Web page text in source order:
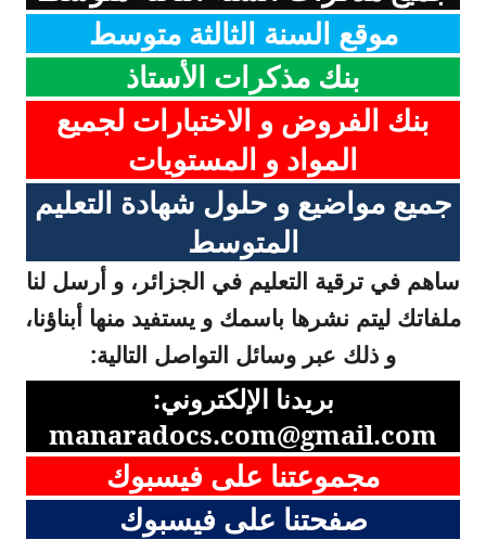
موقع السنة الثالثة متوسط
بنك مذكرات الأستاذ
بنك الفروض و الاختبارات لجميع
المواد و المستويات
جميع مواضيع و حلول شهادة التعليم
المتوسط
ساهم في ترقية التعليم في الجزائر، و أرسل لنا
ملفاتك ليتم نشرها باسمك و يستفيد منها أبناؤنا،
و ذلك عبر وسائل التواصل التالية:
بريدنا الإلكتروني:
manaradocs.com@gmail.com
مجموعتنا على فيسبوك
صفحتنا على فيسبوك